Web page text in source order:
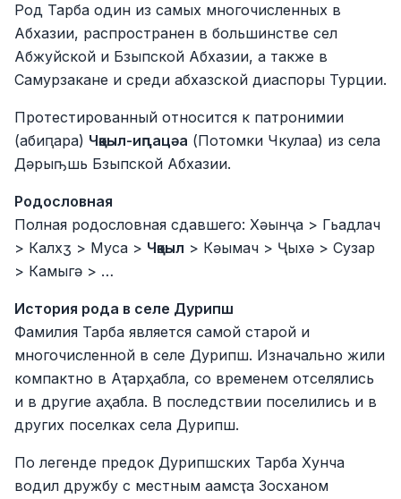
Род Тарба один из самых многочисленных в
Абхазии, распространен в большинстве сел
Абжуйской и Бзыпской Абхазии, а также в
Самурзакане и среди абхазской диаспоры Турции.
Протестированный относится к патронимии
(абиԥара) Чқәыл-иԥацәа (Потомки Чкулаа) из села
Дәрыҧшь Бзыпской Абхазии.
Родословная
Полная родословная сдавшего: Хәынҷа > Гьадлач
> Калхӡ > Муса > Чқәыл > Кәымач > Ҷыхә > Сузар
> Камыгә > …
История рода в селе Дурипш
Фамилия Тарба является самой старой и
многочисленной в селе Дурипш. Изначально жили
компактно в Аҭарҳабла, со временем отселялись
и в другие аҳабла. В последствии поселились и в
других поселках села Дурипш.
По легенде предок Дурипшских Тарба Хунча
водил дружбу с местным аамсҭа Зосханом